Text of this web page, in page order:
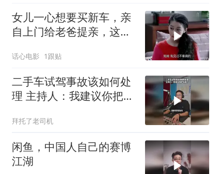
女儿一心想要买新车，亲
自上门给老爸提亲，这操
话心电影 1跟贴
二手车试驾事故该如何处
理 主持人：我建议你把车
拜托了老司机
闲鱼，中国人自己的赛博
江湖